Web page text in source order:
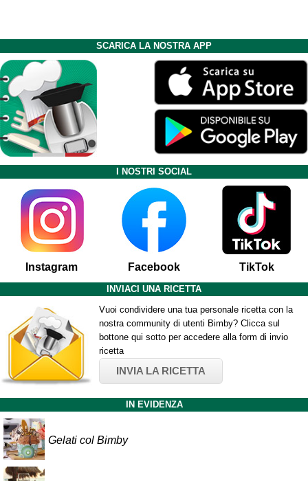
SCARICA LA NOSTRA APP
I NOSTRI SOCIAL
Instagram Facebook TikTok
INVIACI UNA RICETTA
Vuoi condividere una tua personale ricetta con la
nostra community di utenti Bimby? Clicca sul
bottone qui sotto per accedere alla form di invio
ricetta
INVIA LA RICETTA
IN EVIDENZA
Gelati col Bimby